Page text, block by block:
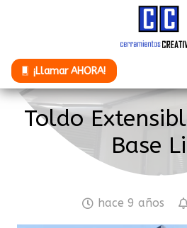
¡Llamar AHORA!
Toldo
Base
hace 9 años